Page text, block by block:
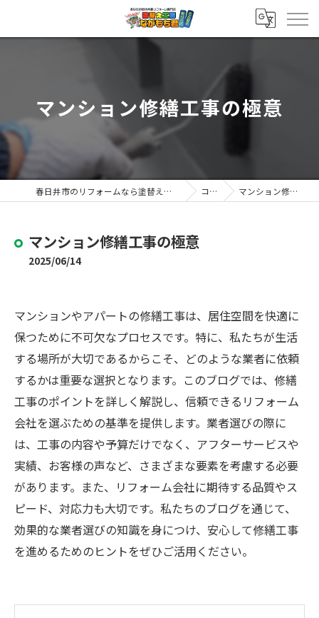
マンション修繕工事の極意
春日井市のリフォームなら塗替え工房ながもち君 春日井店 コラム マンション修繕工事の極意
マンション修繕工事の極意
2025/06/14
マンションやアパートの修繕工事は、居住空間を快適に
保つために不可欠なプロセスです。特に、私たちが生活
する場所が大切であるからこそ、どのような業者に依頼
するかは重要な選択となります。このブログでは、修繕
工事のポイントを詳しく解説し、信頼できるリフォーム
会社を選ぶための基準を提供します。業者選びの際に
は、工事の内容や予算だけでなく、アフターサービスや
実績、お客様の声など、さまざまな要素を考慮する必要
があります。また、リフォーム会社に期待する品質やス
ピード、対応力も大切です。私たちのブログを通じて、
効果的な業者選びの知識を身につけ、安心して修繕工事
を進めるためのヒントをぜひご活用ください。